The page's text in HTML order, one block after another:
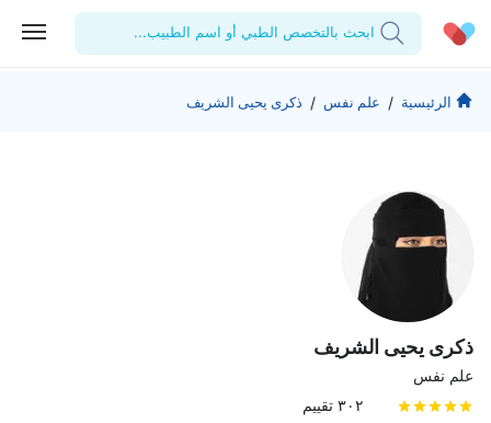
ابحث بالتخصص الطبي أو اسم الطبيب...
الحساب الشخصي
الوصفات الطبية
اختبارات المعمل
المفضلة
تسجيل الخروج
الشركة
للمنشآت
المقالات الطبية
الرئيسية / علم نفس / ذكرى يحيى الشريف
ذكرى يحيى الشريف
علم نفس
٣٠٢ تقييم